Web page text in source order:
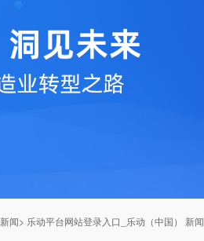
新闻> 乐动平台网站登录入口_乐动（中国） 新闻